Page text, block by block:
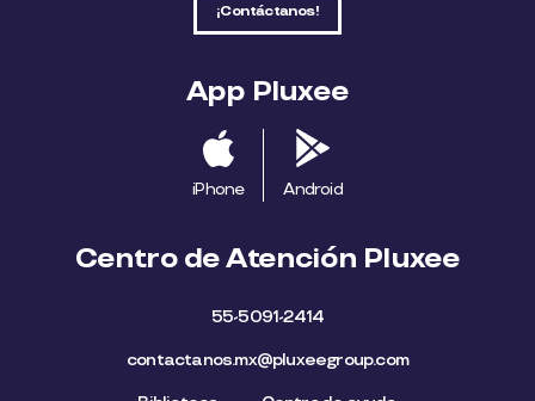
¡Contáctanos!
App Pluxee
iPhone Android
Centro de Atención Pluxee
55-5091-2414
contactanos.mx@pluxeegroup.com